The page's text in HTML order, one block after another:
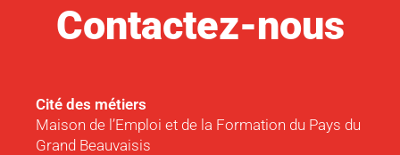
Contactez-nous
Cité des métiers
Maison de l’Emploi et de la Formation du Pays du
Grand Beauvaisis